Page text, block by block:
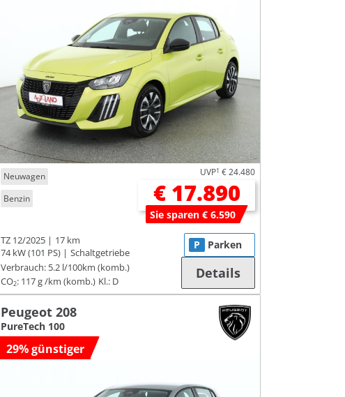
Neuwagen
Benzin
UVP1 € 24.480
€ 17.890
Sie sparen € 6.590
TZ 12/2025
17 km
74 kW (101 PS)
Schaltgetriebe
Verbrauch: 5.2 l/100km (komb.)
CO2: 117 g /km (komb.) Kl.: D
P Parken
Details
Peugeot 208
PureTech 100
29% günstiger